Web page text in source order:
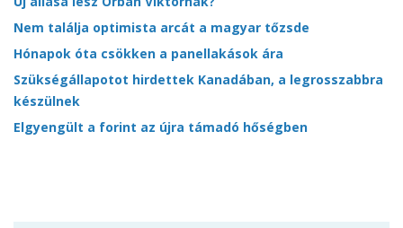
Nem találja optimista arcát a magyar tőzsde
Hónapok óta csökken a panellakások ára
Szükségállapotot hirdettek Kanadában, a legrosszabbra
készülnek
Elgyengült a forint az újra támadó hőségben